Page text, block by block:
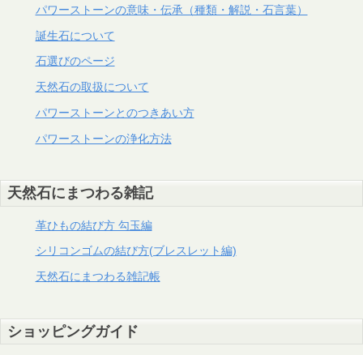
パワーストーンの意味・伝承（種類・解説・石言葉）
誕生石について
石選びのページ
天然石の取扱について
パワーストーンとのつきあい方
パワーストーンの浄化方法
天然石にまつわる雑記
革ひもの結び方 勾玉編
シリコンゴムの結び方(ブレスレット編)
天然石にまつわる雑記帳
ショッピングガイド